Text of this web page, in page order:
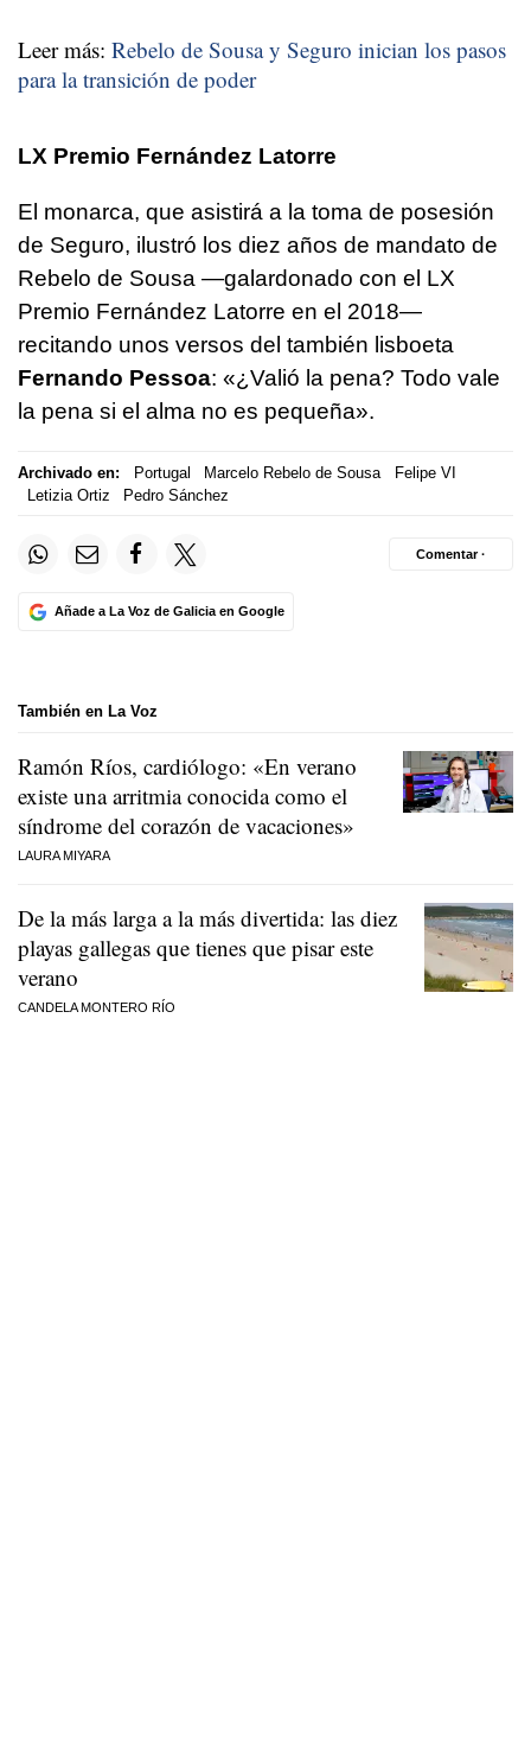
Leer más: Rebelo de Sousa y Seguro inician los pasos
para la transición de poder
LX Premio Fernández Latorre
El monarca, que asistirá a la toma de posesión
de Seguro, ilustró los diez años de mandato de
Rebelo de Sousa —galardonado con el LX
Premio Fernández Latorre en el 2018—
recitando unos versos del también lisboeta
Fernando Pessoa: «¿Valió la pena? Todo vale
la pena si el alma no es pequeña».
Archivado en: Portugal Marcelo Rebelo de Sousa
Felipe VI
Letizia Ortiz
Pedro Sánchez
Añade a La Voz de Galicia en Google
Comentar ·
También en La Voz
Ramón Ríos, cardiólogo: «En verano
existe una arritmia conocida como el
síndrome del corazón de vacaciones»
LAURA MIYARA
De la más larga a la más divertida: las diez
playas gallegas que tienes que pisar este
verano
CANDELA MONTERO RÍO